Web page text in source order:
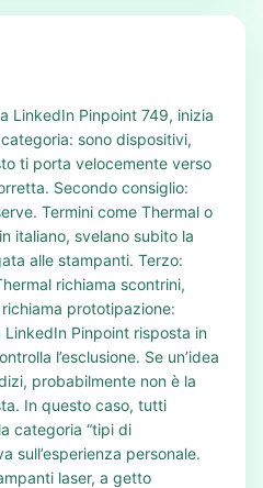
LinkedIn Pinpoint 749, inizia
sono dispositivi,
ti porta velocemente verso
Secondo consiglio:
Termini come Thermal o
italiano, svelano subito la
alle stampanti. Terzo:
richiama scontrini,
prototipazione:
Pinpoint risposta in
l’esclusione. Se un’idea
probabilmente non è la
In questo caso, tutti
categoria “tipi di
sull’esperienza personale.
laser, a getto